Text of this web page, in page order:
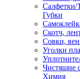
Салфетки/
Губки
Скотч,
Совки,
Уголки
Чистящие
Химия